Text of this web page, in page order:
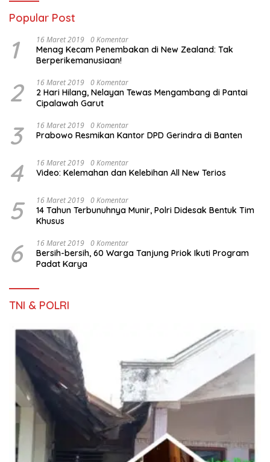
Popular Post
1 16 Maret 2019 0 Komentar
Menag Kecam Penembakan di New Zealand: Tak
Berperikemanusiaan!
2 16 Maret 2019 0 Komentar
2 Hari Hilang, Nelayan Tewas Mengambang di Pantai
Cipalawah Garut
3 16 Maret 2019 0 Komentar
Prabowo Resmikan Kantor DPD Gerindra di Banten
4 16 Maret 2019 0 Komentar
Video: Kelemahan dan Kelebihan All New Terios
5 16 Maret 2019 0 Komentar
14 Tahun Terbunuhnya Munir, Polri Didesak Bentuk Tim
Khusus
6 16 Maret 2019 0 Komentar
Bersih-bersih, 60 Warga Tanjung Priok Ikuti Program
Padat Karya
TNI & POLRI